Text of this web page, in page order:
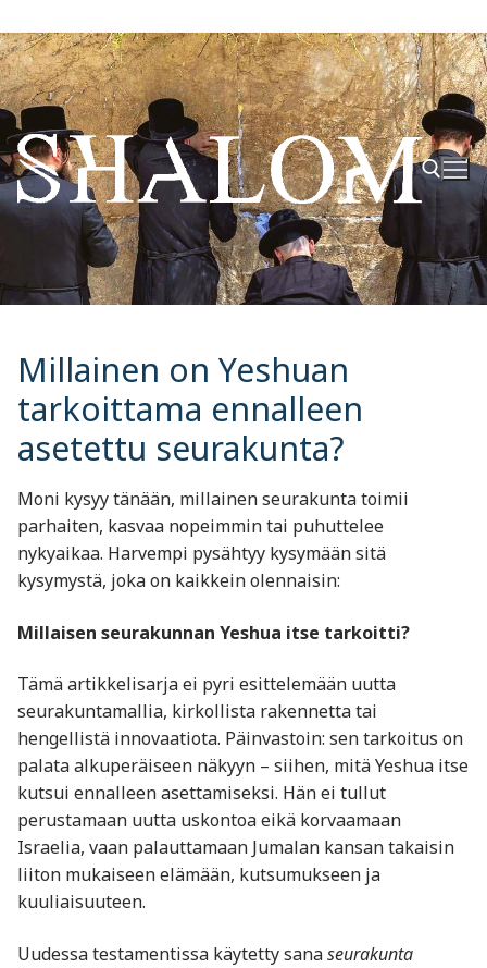
Hyppää
sisältöön
Hae:
Millainen on Yeshuan
tarkoittama ennalleen
asetettu seurakunta?
Moni kysyy tänään, millainen seurakunta toimii
parhaiten, kasvaa nopeimmin tai puhuttelee
nykyaikaa. Harvempi pysähtyy kysymään sitä
kysymystä, joka on kaikkein olennaisin:
Millaisen seurakunnan Yeshua itse tarkoitti?
Tämä artikkelisarja ei pyri esittelemään uutta
seurakuntamallia, kirkollista rakennetta tai
hengellistä innovaatiota. Päinvastoin: sen tarkoitus on
palata alkuperäiseen näkyyn – siihen, mitä Yeshua itse
kutsui ennalleen asettamiseksi. Hän ei tullut
perustamaan uutta uskontoa eikä korvaamaan
Israelia, vaan palauttamaan Jumalan kansan takaisin
liiton mukaiseen elämään, kutsumukseen ja
kuuliaisuuteen.
Uudessa testamentissa käytetty sanaseurakunta